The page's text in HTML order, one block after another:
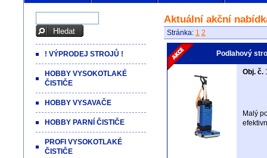
Aktuální akční
Stránka: 1 2
Podlahový
Obj. č.
Malý
! VÝPRODEJ STROJŮ !
HOBBY VYSOKOTLAKÉ
ČISTIČE
HOBBY VYSAVAČE
HOBBY PARNÍ ČISTIČE
PROFI VYSOKOTLAKÉ
ČISTIČE